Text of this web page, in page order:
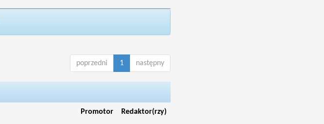
poprzedni 1 następny
Promotor Redaktor(rzy)